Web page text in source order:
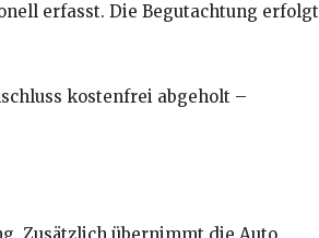
erfasst. Die Begutachtung erfolgt
kostenfrei abgeholt –